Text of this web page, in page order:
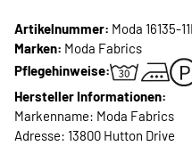
Artikelnummer: Moda 16135-11L
Marken: Moda Fabrics
Pflegehinweise:
Hersteller Informationen:
Markenname: Moda Fabrics
Adresse: 13800 Hutton Drive